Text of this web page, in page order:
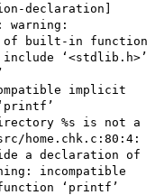
declaration]
warning:
of built-in function
‘<stdlib.h>’
implicit
%s is not a
home.chk.c:80:4:
a declaration of
incompatible
‘printf’